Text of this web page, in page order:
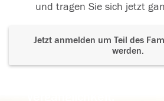
und tragen Sie sich jetzt
Jetzt anmelden um Teil des
werden.